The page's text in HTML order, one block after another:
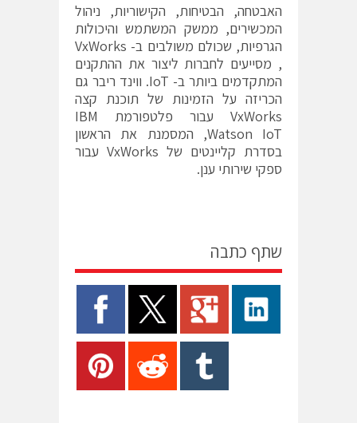
האבטחה, הבטיחות, הקישוריות, ניהול
המכשירים, ממשק המשתמש והיכולות
הגרפיות, שכולם משולבים ב- VxWorks
, מסייעים לחברות ליצור את ההתקנים
המתקדמים ביותר ב- IoT. ווינד ריבר גם
הכריזה על הזמינות של תוכנת קצה
VxWorks עבור פלטפורמת IBM
Watson IoT, המסמנת את הראשון
בסדרת קליינטים של VxWorks עבור
ספקי שירותי ענן.
שתף כתבה